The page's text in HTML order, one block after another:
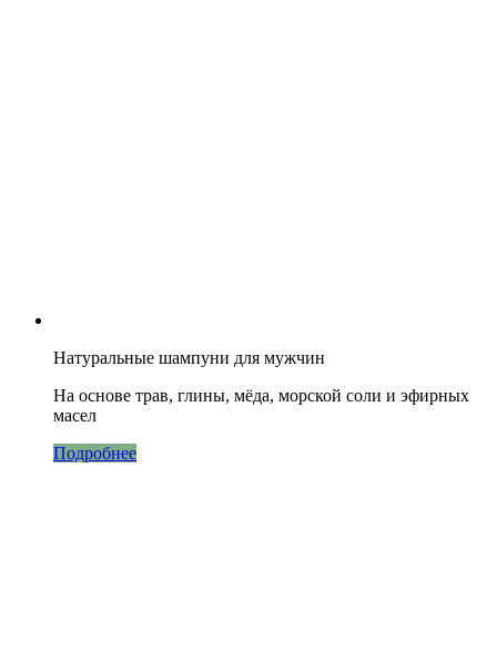
Натуральные шампуни для мужчин
На основе трав, глины, мёда, морской соли и эфирных
масел
Подробнее